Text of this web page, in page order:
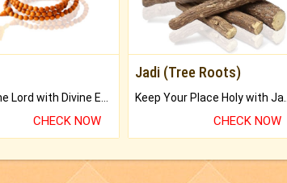
CHECK NOW
Jadi (Tree Roots)
CHECK NOW